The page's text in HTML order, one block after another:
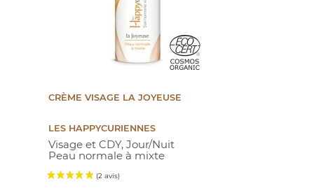
CRÈME VISAGE LA JOYEUSE
LES HAPPYCURIENNES
Visage et CDY, Jour/Nuit
Peau normale à mixte